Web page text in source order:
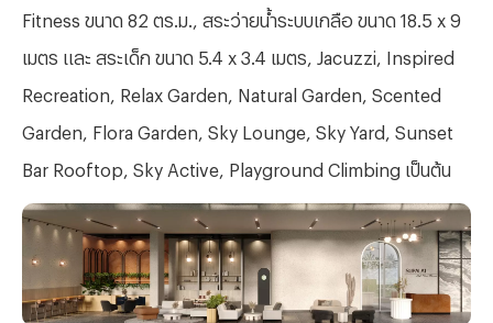
Fitness ขนาด 82 ตร.ม., สระว่ายน้ำระบบเกลือ ขนาด 18.5 x 9
เมตร และ สระเด็ก ขนาด 5.4 x 3.4 เมตร, Jacuzzi, Inspired
Recreation, Relax Garden, Natural Garden, Scented
Garden, Flora Garden, Sky Lounge, Sky Yard, Sunset
Bar Rooftop, Sky Active, Playground Climbing เป็นต้น